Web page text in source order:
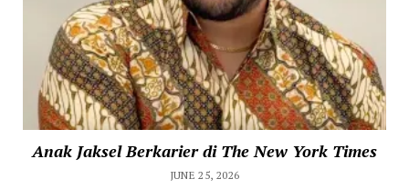
Anak Jaksel Berkarier di The New York Times
JUNE 25, 2026